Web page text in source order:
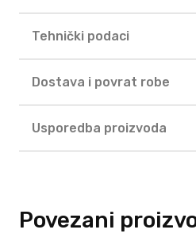
Tehnički podaci
Dostava i povrat robe
Usporedba proizvoda
Povezani